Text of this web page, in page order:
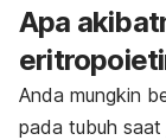
Apa
Anda mungkin
pada tubuh